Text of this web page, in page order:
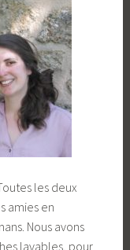
les deux
amies en
Nous avons
lavables, pour